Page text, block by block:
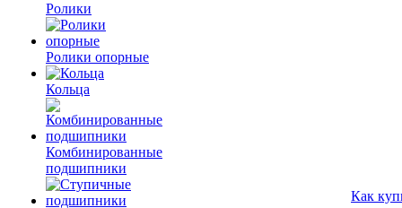
Ролики
Ролики опорные
Кольца
Комбинированные
подшипники
Как